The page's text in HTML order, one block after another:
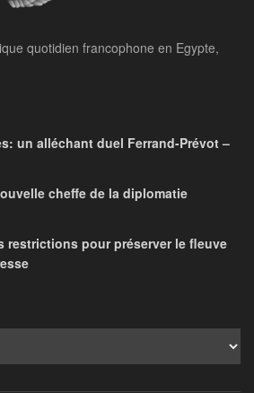
quotidien francophone en Egypte,
un alléchant duel Ferrand-Prévot –
cheffe de la diplomatie
restrictions pour préserver le fleuve